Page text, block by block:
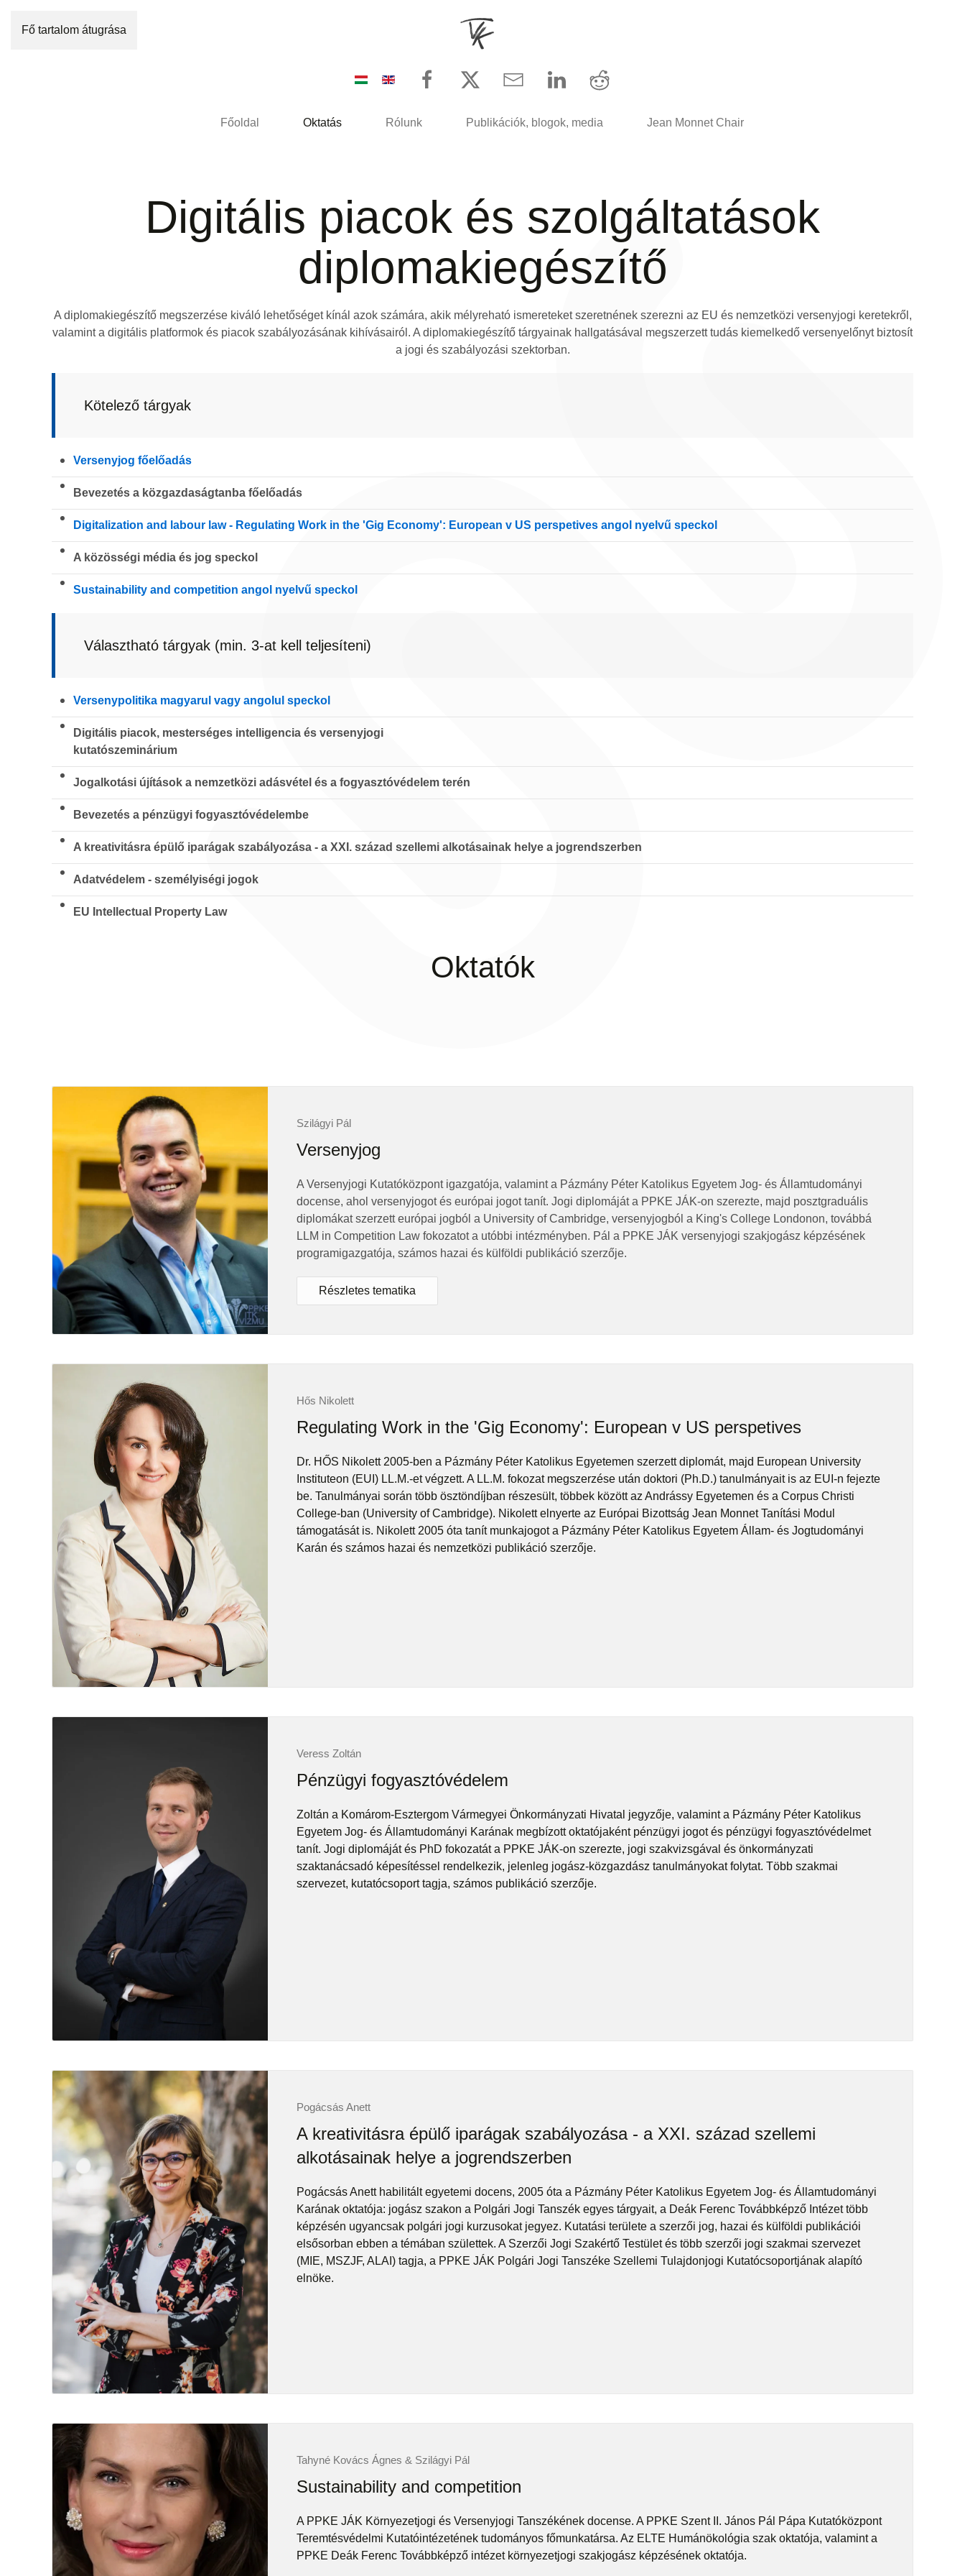
Fő tartalom átugrása
Főoldal Oktatás Rólunk Publikációk, blogok, media Jean Monnet Chair
Digitális piacok és szolgáltatások
diplomakiegészítő
A diplomakiegészítő megszerzése kiváló lehetőséget kínál azok számára, akik mélyreható ismereteket szeretnének szerezni az EU és nemzetközi versenyjogi keretekről,
valamint a digitális platformok és piacok szabályozásának kihívásairól. A diplomakiegészítő tárgyainak hallgatásával megszerzett tudás kiemelkedő versenyelőnyt biztosít
a jogi és szabályozási szektorban.
Kötelező tárgyak
Versenyjog főelőadás
Bevezetés a közgazdaságtanba főelőadás
Digitalization and labour law - Regulating Work in the 'Gig Economy': European v US perspetives angol nyelvű speckol
A közösségi média és jog speckol
Sustainability and competition angol nyelvű speckol
Választható tárgyak (min. 3-at kell teljesíteni)
Versenypolitika magyarul vagy angolul speckol
Digitális piacok, mesterséges intelligencia és versenyjogi
kutatószeminárium
Jogalkotási újítások a nemzetközi adásvétel és a fogyasztóvédelem terén
Bevezetés a pénzügyi fogyasztóvédelembe
A kreativitásra épülő iparágak szabályozása - a XXI. század szellemi alkotásainak helye a jogrendszerben
Adatvédelem - személyiségi jogok
EU Intellectual Property Law
Oktatók
Szilágyi Pál
Versenyjog
A Versenyjogi Kutatóközpont igazgatója, valamint a Pázmány Péter Katolikus Egyetem Jog- és Államtudományi
docense, ahol versenyjogot és európai jogot tanít. Jogi diplomáját a PPKE JÁK-on szerezte, majd posztgraduális
diplomákat szerzett európai jogból a University of Cambridge, versenyjogból a King's College Londonon, továbbá
LLM in Competition Law fokozatot a utóbbi intézményben. Pál a PPKE JÁK versenyjogi szakjogász képzésének
programigazgatója, számos hazai és külföldi publikáció szerzője.
Részletes tematika
Hős Nikolett
Regulating Work in the 'Gig Economy': European v US perspetives
Dr. HŐS Nikolett 2005-ben a Pázmány Péter Katolikus Egyetemen szerzett diplomát, majd European University
Instituteon (EUI) LL.M.-et végzett. A LL.M. fokozat megszerzése után doktori (Ph.D.) tanulmányait is az EUI-n fejezte
be. Tanulmányai során több ösztöndíjban részesült, többek között az Andrássy Egyetemen és a Corpus Christi
College-ban (University of Cambridge). Nikolett elnyerte az Európai Bizottság Jean Monnet Tanítási Modul
támogatását is. Nikolett 2005 óta tanít munkajogot a Pázmány Péter Katolikus Egyetem Állam- és Jogtudományi
Karán és számos hazai és nemzetközi publikáció szerzője.
Veress Zoltán
Pénzügyi fogyasztóvédelem
Zoltán a Komárom-Esztergom Vármegyei Önkormányzati Hivatal jegyzője, valamint a Pázmány Péter Katolikus
Egyetem Jog- és Államtudományi Karának megbízott oktatójaként pénzügyi jogot és pénzügyi fogyasztóvédelmet
tanít. Jogi diplomáját és PhD fokozatát a PPKE JÁK-on szerezte, jogi szakvizsgával és önkormányzati
szaktanácsadó képesítéssel rendelkezik, jelenleg jogász-közgazdász tanulmányokat folytat. Több szakmai
szervezet, kutatócsoport tagja, számos publikáció szerzője.
Pogácsás Anett
A kreativitásra épülő iparágak szabályozása - a XXI. század szellemi
alkotásainak helye a jogrendszerben
Pogácsás Anett habilitált egyetemi docens, 2005 óta a Pázmány Péter Katolikus Egyetem Jog- és Államtudományi
Karának oktatója: jogász szakon a Polgári Jogi Tanszék egyes tárgyait, a Deák Ferenc Továbbképző Intézet több
képzésén ugyancsak polgári jogi kurzusokat jegyez. Kutatási területe a szerzői jog, hazai és külföldi publikációi
elsősorban ebben a témában születtek. A Szerzői Jogi Szakértő Testület és több szerzői jogi szakmai szervezet
(MIE, MSZJF, ALAI) tagja, a PPKE JÁK Polgári Jogi Tanszéke Szellemi Tulajdonjogi Kutatócsoportjának alapító
elnöke.
Tahyné Kovács Ágnes & Szilágyi Pál
Sustainability and competition
A PPKE JÁK Környezetjogi és Versenyjogi Tanszékének docense. A PPKE Szent II. János Pál Pápa Kutatóközpont
Teremtésvédelmi Kutatóintézetének tudományos főmunkatársa. Az ELTE Humánökológia szak oktatója, valamint a
PPKE Deák Ferenc Továbbképző intézet környezetjogi szakjogász képzésének oktatója.